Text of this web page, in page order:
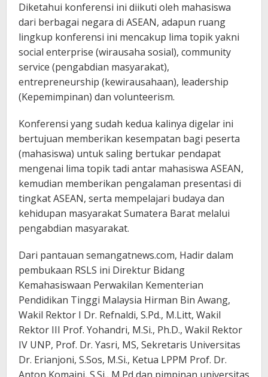
Diketahui konferensi ini diikuti oleh mahasiswa
dari berbagai negara di ASEAN, adapun ruang
lingkup konferensi ini mencakup lima topik yakni
social enterprise (wirausaha sosial), community
service (pengabdian masyarakat),
entrepreneurship (kewirausahaan), leadership
(Kepemimpinan) dan volunteerism.
Konferensi yang sudah kedua kalinya digelar ini
bertujuan memberikan kesempatan bagi peserta
(mahasiswa) untuk saling bertukar pendapat
mengenai lima topik tadi antar mahasiswa ASEAN,
kemudian memberikan pengalaman presentasi di
tingkat ASEAN, serta mempelajari budaya dan
kehidupan masyarakat Sumatera Barat melalui
pengabdian masyarakat.
Dari pantauan semangatnews.com, Hadir dalam
pembukaan RSLS ini Direktur Bidang
Kemahasiswaan Perwakilan Kementerian
Pendidikan Tinggi Malaysia Hirman Bin Awang,
Wakil Rektor I Dr. Refnaldi, S.Pd., M.Litt, Wakil
Rektor III Prof. Yohandri, M.Si., Ph.D., Wakil Rektor
IV UNP, Prof. Dr. Yasri, MS, Sekretaris Universitas
Dr. Erianjoni, S.Sos, M.Si., Ketua LPPM Prof. Dr.